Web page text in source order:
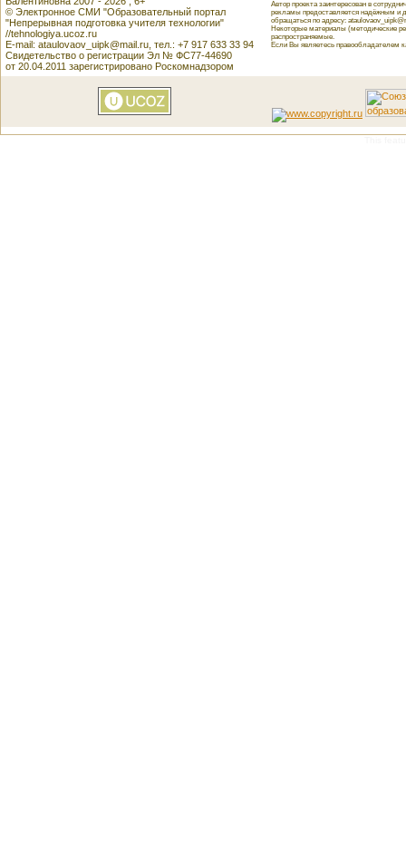
© Электронное СМИ "Образовательный портал
"Непрерывная подготовка учителя технологии"
//tehnologiya.ucoz.ru
E-mail: ataulovaov_uipk@mail.ru, тел.: +7 917 633 33 94
Свидетельство о регистрации Эл № ФС77-44690
от 20.04.2011 зарегистрировано Роскомнадзором
Автор проекта заинтересован в
рекламы предоставляется надёжным и
обращаться по адресу:
Некоторые материалы (методические
распространяемые.
Если Вы являетесь правообладателем